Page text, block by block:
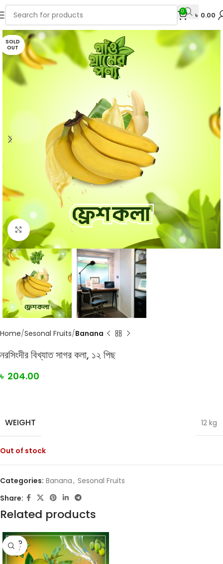
0 ৳ 0.00
SOLD
OUT
Click to enlarge
Home Sesonal Fruits Banana
নরসিংদীর বিখ্যাত সাগর কলা, ১২ পিছ
৳ 204.00
WEIGHT 12 kg
Out of stock
Categories: Banana, Sesonal Fruits
Share:
Related products
SOLD
OUT